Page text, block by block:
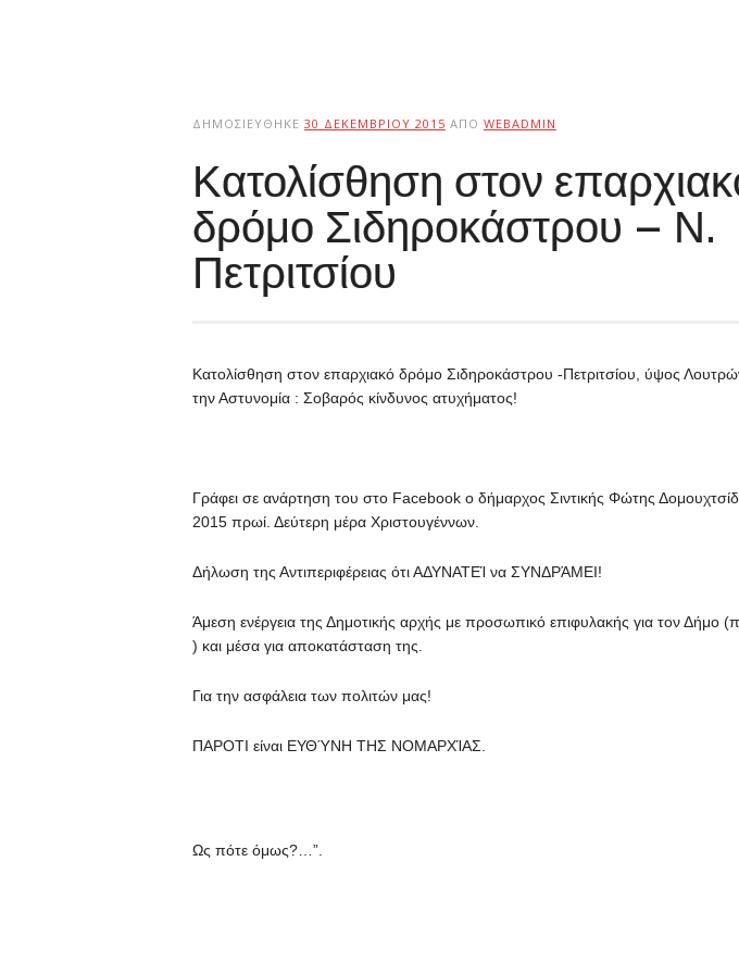
ΔΗΜΟΣΙΕΎΘΗΚΕ 30 ΔΕΚΕΜΒΡΊΟΥ 2015 ΑΠΌ WEBADMIN
Κατολίσθηση στον
δρόμο Σιδηροκάστρου – Ν.
Πετριτσίου
Κατολίσθηση στον επαρχιακό δρόμο Σιδηροκάστρου -Πετριτσίου, ύψος
την Αστυνομία : Σοβαρός κίνδυνος ατυχήματος!
Γράφει σε ανάρτηση του στο Facebookο δήμαρχος Σιντικής Φώτης
2015 πρωί. Δεύτερη μέρα Χριστουγέννων.
Δήλωση της Αντιπεριφέρειας ότι ΑΔΥΝΑΤΕΊ να ΣΥΝΔΡΆΜΕΙ!
Άμεση ενέργεια της Δημοτικής αρχής με προσωπικό επιφυλακής για τον Δήμο
) και μέσα για αποκατάσταση της.
Για την ασφάλεια των πολιτών μας!
ΠΑΡΟΤΙ είναι ΕΥΘΎΝΗ ΤΗΣ ΝΟΜΑΡΧΊΑΣ.
Ως πότε όμως?…”.